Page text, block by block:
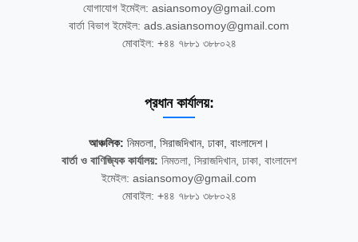
যোগাযোগ ইমেইল: asiansomoy@gmail.com
বার্তা বিভাগ ইমেইল: ads.asiansomoy@gmail.com
মোবাইল: +৪৪ ৭৮৮১ ৩৮৮০২৪
প্রধান কার্যালয়:
আঞ্চলিক: নিমতলা, সিরাজদিখান, ঢাকা, বাংলাদেশ।
বার্তা ও বাণিজ্যিক কার্যালয়: নিমতলা, সিরাজদিখান, ঢাকা, বাংলাদেশ
ইমেইল: asiansomoy@gmail.com
মোবাইল: +৪৪ ৭৮৮১ ৩৮৮০২৪